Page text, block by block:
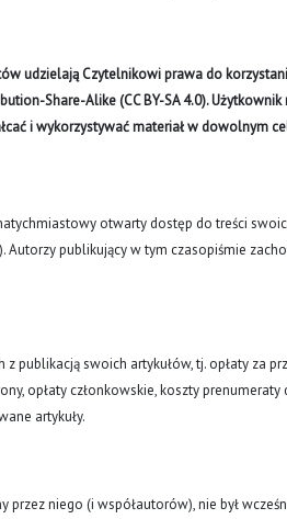
udzielają Czytelnikowi prawa do
Share-Alike (CC BY-SA 4.0).
i wykorzystywać materiał w dowolnym
otwarty dostęp do treści
). Autorzy publikujący w tym czasopiśmie
publikacją swoich artykułów, tj. opłaty za
opłaty członkowskie, koszty
artykuły.
przez niego (i współautorów), nie był